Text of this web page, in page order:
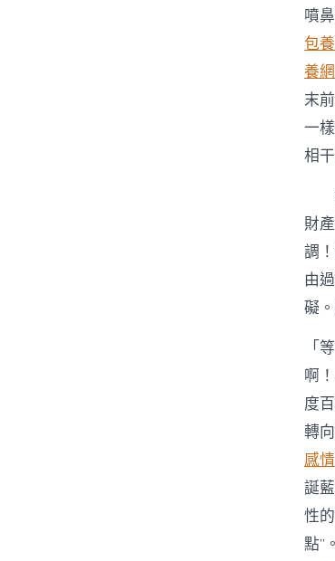
噴
包
養網
末
一
相
陳
財
調
由
礙
「
啊
度
轉
感情
誕
性
點”